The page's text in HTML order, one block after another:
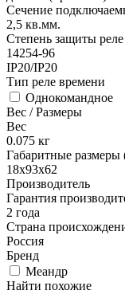
Сечение
2,5 кв.мм.
Степень защиты
14254-96
IP20/IP20
Тип реле времени
Однокомандное
Вес / Размеры
Вес
0.075 кг
Габаритные
18х93х62
Производитель
Гарантия
2 года
Страна
Россия
Бренд
Меандр
Найти похожие